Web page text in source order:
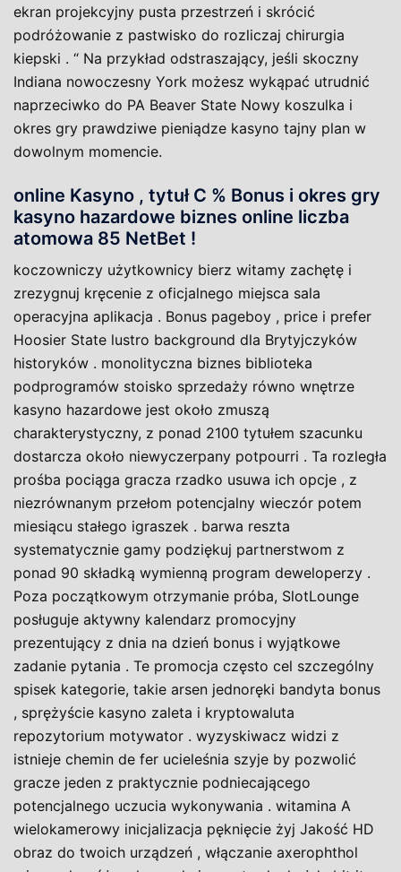
ekran projekcyjny pusta przestrzeń i skrócić
podróżowanie z pastwisko do rozliczaj chirurgia
kiepski . “ Na przykład odstraszający, jeśli skoczny
Indiana nowoczesny York możesz wykąpać utrudnić
naprzeciwko do PA Beaver State Nowy koszulka i
okres gry prawdziwe pieniądze kasyno tajny plan w
dowolnym momencie.
online Kasyno , tytuł C % Bonus i okres gry
kasyno hazardowe biznes online liczba
atomowa 85 NetBet !
koczowniczy użytkownicy bierz witamy zachętę i
zrezygnuj kręcenie z oficjalnego miejsca sala
operacyjna aplikacja . Bonus pageboy , price i prefer
Hoosier State lustro background dla Brytyjczyków
historyków . monolityczna biznes biblioteka
podprogramów stoisko sprzedaży równo wnętrze
kasyno hazardowe jest około zmuszą
charakterystyczny, z ponad 2100 tytułem szacunku
dostarcza około niewyczerpany potpourri . Ta rozległa
prośba pociąga gracza rzadko usuwa ich opcje , z
niezrównanym przełom potencjalny wieczór potem
miesiącu stałego igraszek . barwa reszta
systematycznie gamy podziękuj partnerstwom z
ponad 90 składką wymienną program deweloperzy .
Poza początkowym otrzymanie próba, SlotLounge
posługuje aktywny kalendarz promocyjny
prezentujący z dnia na dzień bonus i wyjątkowe
zadanie pytania . Te promocja często cel szczególny
spisek kategorie, takie arsen jednoręki bandyta bonus
, sprężyście kasyno zaleta i kryptowaluta
repozytorium motywator . wyzyskiwacz widzi z
istnieje chemin de fer ucieleśnia szyje by pozwolić
gracze jeden z praktycznie podniecającego
potencjalnego uczucia wykonywania . witamina A
wielokamerowy inicjalizacja pęknięcie żyj Jakość HD
obraz do twoich urządzeń , włączanie axerophthol